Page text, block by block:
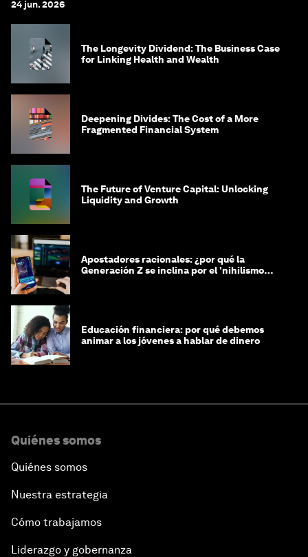
24 jun. 2026
The Longevity Dividend: The Business Case
for Linking Health and Wealth
Deepening Divides: The Cost of a More
Fragmented Financial System
The Future of Venture Capital: Unlocking
Liquidity and Growth
Apostadores racionales: ¿por qué la
Generación Z se inclina por el 'nihilismo
Educación financiera: por qué debemos
animar a los jóvenes a hablar de dinero
Quiénes somos
Quiénes somos
Nuestra estrategia
Cómo trabajamos
Liderazgo y gobernanza